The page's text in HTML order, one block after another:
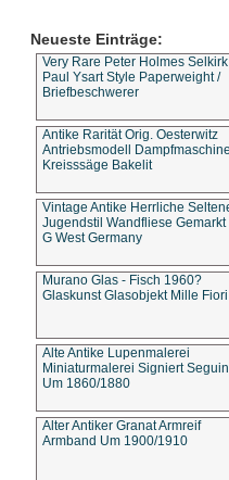
Neueste Einträge:
Very Rare Peter Holmes Selkirk
Paul Ysart Style Paperweight /
Briefbeschwerer
Antike Rarität Orig. Oesterwitz
Antriebsmodell Dampfmaschine
Kreisssäge Bakelit
Vintage Antike Herrliche
Jugendstil Wandfliese Gemarkt
G West Germany
Murano Glas - Fisch 1960?
Glaskunst Glasobjekt Mille Fiori
Alte Antike Lupenmalerei
Miniaturmalerei Signiert Seguin
Um 1860/1880
Alter Antiker Granat Armreif
Armband Um 1900/1910